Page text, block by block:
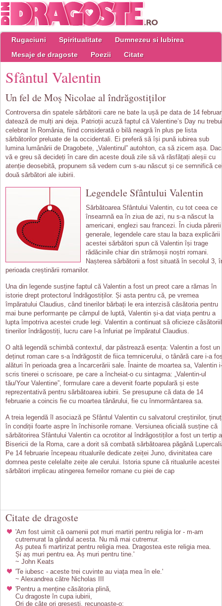
Rugaciuni Spiritualitate
Dumnezeu si Iubirea
Mesaje de dragoste
Poezii Citate
Sfântul Valentin
Un fel de Moș Nicolae al îndrăgostiților
Controversa din spatele sărbătorii care ne bate la ușă pe data de 14
datează de mulți ani deja. Patrioții acuză faptul că Valentine’s Day nu
celebrat în România, fiind considerată o bilă neagră în plus pe lista
sărbătorilor preluate de la occidentali. Ei preferă să își pună iubirea sub
lumina lumânării de Dragobete, „Valentinul” autohton, ca să zicem așa.
vă e greu să decideți în care din aceste două zile să vă răsfățați aleșii cu
atenție deosebită, propunem să vedem cum s-au născut și ce semnifică
două sărbători ale iubirii.
Legendele Sfântului Valentin
Sărbătoarea Sfântului Valentin, cu tot ceea ce
înseamnă ea în ziua de azi, nu s-a născut la
americani, englezi sau francezi. În ciuda părerii
generale, legendele care stau la baza explicării
acestei sărbători spun că Valentin își trage
rădăcinile chiar din strămoșii noștri romani.
Nașterea sărbătorii a fost situată în secolul 3,
perioada creștinării romanilor.
Una din legende susține faptul că Valentin a fost un preot care a rămas în
istorie drept protectorul îndrăgostiților. Și asta pentru că, pe vremea
împăratului Claudius, când tinerilor bărbați le era interzisă căsătoria pentru
mai bune performanțe pe câmpul de luptă, Valentin și-a dat viața pentru a
lupta împotriva acestei crude legi. Valentin a continuat să oficieze
tinerilor îndrăgostiți, lucru care l-a înfuriat pe împăratul Claudius.
O altă legendă schimbă contextul, dar păstrează esența: Valentin a fost un
deținut roman care s-a îndrăgostit de fiica temnicerului, o tânără care i-a
alături în perioada grea a încarcerării sale. Înainte de moartea sa, Valentin
scris tinerei o scrisoare, pe care a încheiat-o cu sintagma: „Valentin-ul
tău/Your Valentine”, formulare care a devenit foarte populară și este
reprezentativă pentru sărbătoarea iubirii. Se presupune că data de 14
februarie a coincis fie cu moartea tânărului, fie cu înmormântarea sa.
A treia legendă îl asociază pe Sfântul Valentin cu salvatorul creștinilor,
în condiții foarte aspre în închisorile romane. Versiunea oficială susține că
sărbătorirea Sfântului Valentin ca ocrotitor al îndrăgostiților a fost un tertip
Bisericii de la Roma, care a dorit să combată sărbătoarea păgână
Pe 14 februarie începeau ritualurile dedicate zeiței Juno, divinitatea care
domnea peste celelalte zeițe ale cerului. Istoria spune că ritualurile acestei
sărbători implicau atingerea femeilor romane cu piei de cap
Citate de dragoste
'Am fost uimit că oamenii pot muri martiri pentru religia lor - m-am
cutremurat la gândul acesta. Nu mă mai cutremur.
Aș putea fi martirizat pentru religia mea. Dragostea este religia mea.
Și aș muri pentru ea. Aș muri pentru tine.'
~ John Keats
'Te iubesc - aceste trei cuvinte au viața mea în ele.'
~ Alexandrea către Nicholas III
'Pentru a menține căsătoria plină,
Cu dragoste în cupa iubirii,
Ori de câte ori greșești, recunoaște-o;